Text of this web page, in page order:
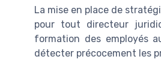
La mise en place de
pour tout directeur
formation des employés
détecter précocement les